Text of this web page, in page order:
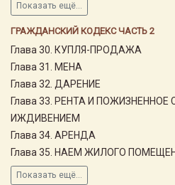
Показать ещё...
ГРАЖДАНСКИЙ КОДЕКС ЧАСТЬ 2
Глава 30. КУПЛЯ-ПРОДАЖА
Глава 31. МЕНА
Глава 32. ДАРЕНИЕ
Глава 33. РЕНТА И
ИЖДИВЕНИЕМ
Глава 34. АРЕНДА
Глава 35. НАЕМ ЖИЛОГО
Показать ещё...